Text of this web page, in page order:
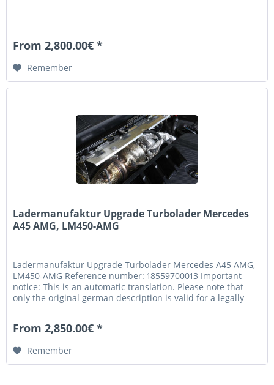
From 2,800.00€ *
Remember
Ladermanufaktur Upgrade Turbolader Mercedes
A45 AMG, LM450-AMG
Ladermanufaktur Upgrade Turbolader Mercedes A45 AMG,
LM450-AMG Reference number: 18559700013 Important
notice: This is an automatic translation. Please note that
only the original german description is valid for a legally
From 2,850.00€ *
Remember